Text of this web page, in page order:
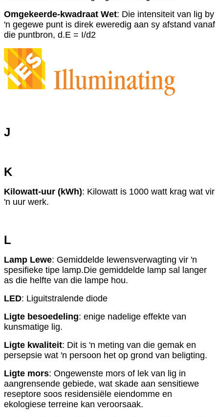
Omgekeerde-kwadraat Wet: Die intensiteit van lig by
'n gegewe punt is direk eweredig aan sy afstand vanaf
die puntbron, d.E = I/d2
J
K
Kilowatt-uur (kWh): Kilowatt is 1000 watt krag wat vir
'n uur werk.
L
Lamp Lewe: Gemiddelde lewensverwagting vir 'n
spesifieke tipe lamp.Die gemiddelde lamp sal langer
as die helfte van die lampe hou.
LED: Liguitstralende diode
Ligte besoedeling: enige nadelige effekte van
kunsmatige lig.
Ligte kwaliteit: Dit is 'n meting van die gemak en
persepsie wat 'n persoon het op grond van beligting.
Ligte mors: Ongewenste mors of lek van lig in
aangrensende gebiede, wat skade aan sensitiewe
reseptore soos residensiële eiendomme en
ekologiese terreine kan veroorsaak.